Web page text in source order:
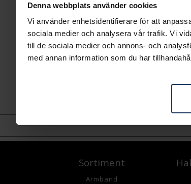
Denna webbplats använder cookies
Vi använder enhetsidentifierare för att
sociala medier och analysera vår trafik. Vi
till de sociala medier och annons- och
med annan information som du har
Sortiment
Armband